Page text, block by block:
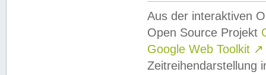
Aus der interaktiven
Open Source Projekt
Google Web Toolkit ↗
Zeitreihendarstellung